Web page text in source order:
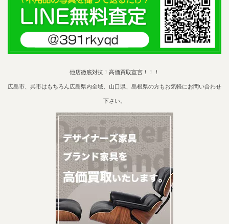
他店徹底対抗！高価買取宣言！！！
広島市、呉市はもちろん広島県内全域、山口県、島根県の方もお気軽にお問い合わせ
下さい。